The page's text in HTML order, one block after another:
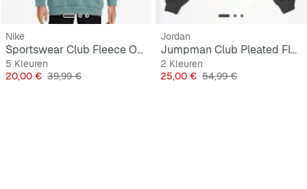
Nike
Sportswear Club Fleece Oversized Crew
5 Kleuren
Prijs
20,00 € Originele Prijs
39,99 €
Jordan
Jumpman Club Pleated Fleece
2 Kleuren
Prijs
25,00 € Originele Prijs
54,99 €